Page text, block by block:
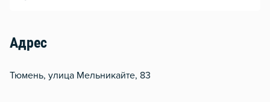
Адрес
Тюмень, улица Мельникайте, 83